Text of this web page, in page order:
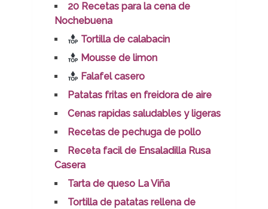
20 Recetas para la cena de
Nochebuena
Tortilla de calabacin
Mousse de limon
Falafel casero
Patatas fritas en freidora de aire
Cenas rapidas saludables y ligeras
Recetas de pechuga de pollo
Receta facil de Ensaladilla Rusa
Casera
Tarta de queso La Viña
Tortilla de patatas rellena de